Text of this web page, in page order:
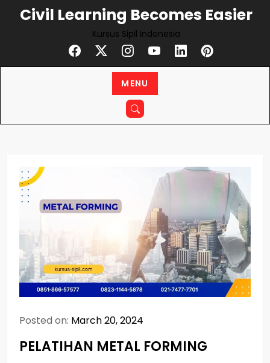
Civil Learning Becomes Easier
Kursus Sipil Indonesia
MENU
Posted on: March 20, 2024
PELATIHAN METAL FORMING